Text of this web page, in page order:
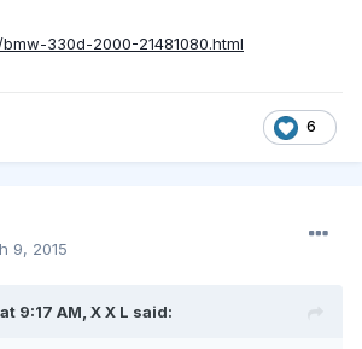
330d-2000-21481080.html
6
9, 2015
9:17 AM, X X L said: